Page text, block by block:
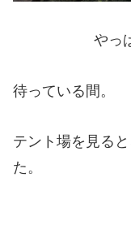
やっ
待っている間。
テント場を見る
た。